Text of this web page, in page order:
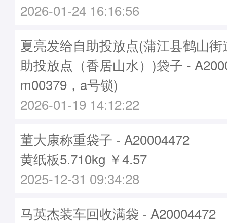
2026-01-24 16:16:56
夏亮发给自助投放点(蒲江县鹤山
助投放点（香居山水）)袋子 -
m00379，a号锁)
2026-01-19 14:12:22
董大康称重袋子 - A20004472
黄纸板5.710kg ￥4.57
2025-12-31 09:34:28
马英杰装车回收满袋 - A20004472